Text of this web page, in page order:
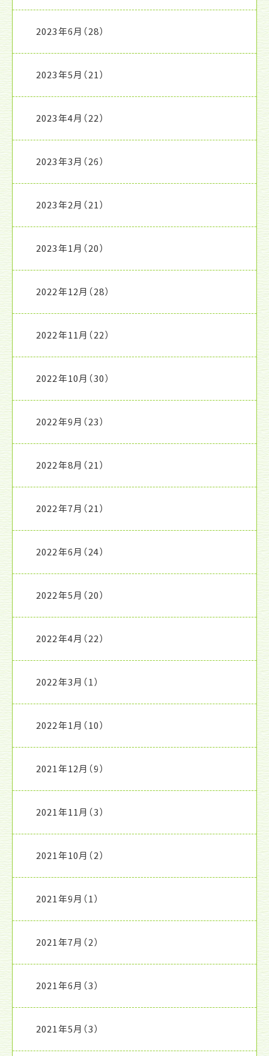
2023年6月 （28）
2023年5月 （21）
2023年4月 （22）
2023年3月 （26）
2023年2月 （21）
2023年1月 （20）
2022年12月 （28）
2022年11月 （22）
2022年10月 （30）
2022年9月 （23）
2022年8月 （21）
2022年7月 （21）
2022年6月 （24）
2022年5月 （20）
2022年4月 （22）
2022年3月 （1）
2022年1月 （10）
2021年12月 （9）
2021年11月 （3）
2021年10月 （2）
2021年9月 （1）
2021年7月 （2）
2021年6月 （3）
2021年5月 （3）